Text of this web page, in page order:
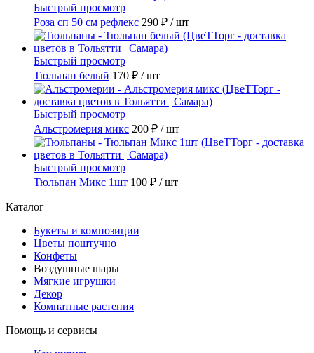
Быстрый просмотр
Роза сп 50 см рефлекс 290 ₽ / шт
Быстрый просмотр
Тюльпан белый 170 ₽ / шт
Быстрый просмотр
Альстромерия микс 200 ₽ / шт
Быстрый просмотр
Тюльпан Микс 1шт 100 ₽ / шт
Каталог
Букеты и композиции
Цветы поштучно
Конфеты
Воздушные шары
Мягкие игрушки
Декор
Комнатные растения
Помощь и сервисы